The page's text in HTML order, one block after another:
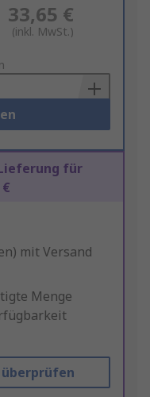
33,65 €
(inkl. MwSt.)
Lieferung für
mit Versand
Menge